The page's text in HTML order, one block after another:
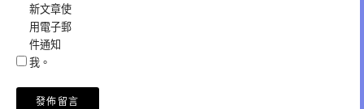
新文章使
用電子郵
件通知
我。